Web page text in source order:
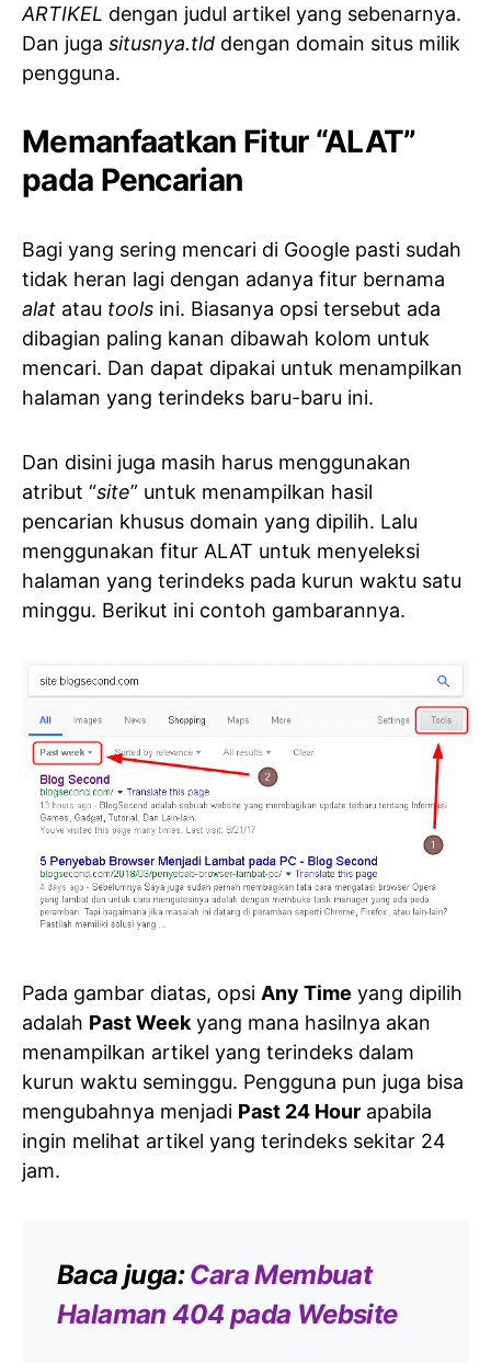
ARTIKEL dengan judul artikel yang sebenarnya.
Dan juga situsnya.tld dengan domain situs milik
pengguna.
Memanfaatkan Fitur “ALAT”
pada Pencarian
Bagi yang sering mencari di Google pasti sudah
tidak heran lagi dengan adanya fitur bernama
alat atau tools ini. Biasanya opsi tersebut ada
dibagian paling kanan dibawah kolom untuk
mencari. Dan dapat dipakai untuk menampilkan
halaman yang terindeks baru-baru ini.
Dan disini juga masih harus menggunakan
atribut “site” untuk menampilkan hasil
pencarian khusus domain yang dipilih. Lalu
menggunakan fitur ALAT untuk menyeleksi
halaman yang terindeks pada kurun waktu satu
minggu. Berikut ini contoh gambarannya.
Pada gambar diatas, opsi Any Time yang dipilih
adalah Past Week yang mana hasilnya akan
menampilkan artikel yang terindeks dalam
kurun waktu seminggu. Pengguna pun juga bisa
mengubahnya menjadi Past 24 Hour apabila
ingin melihat artikel yang terindeks sekitar 24
jam.
Baca juga:Cara Membuat
Halaman 404 pada Website